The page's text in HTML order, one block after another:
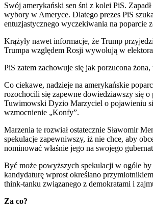
Swój amerykański sen śni z kolei PiS.
wybory w Ameryce. Dlatego prezes PiS
entuzjastycznego wyczekiwania na poparcie
Krążyły nawet informacje, że Trump
Trumpa względem Rosji wywołują w
PiS zatem zachowuje się jak porzucona
Co ciekawe, nadzieje na amerykańskie
rozochocili się zapewne dowiedziawszy się
Tuwimowski Dyzio Marzyciel o pojawieniu
wzmocnienie „Konfy”.
Marzenia te rozwiał ostatecznie Sławomir
spekulacje zapewniwszy, iż nie chce, aby
nominować właśnie jego na swojego
Być może powyższych spekulacji w ogóle
kandydaturę wprost określano
think-tanku związanego z demokratami i
Za co?